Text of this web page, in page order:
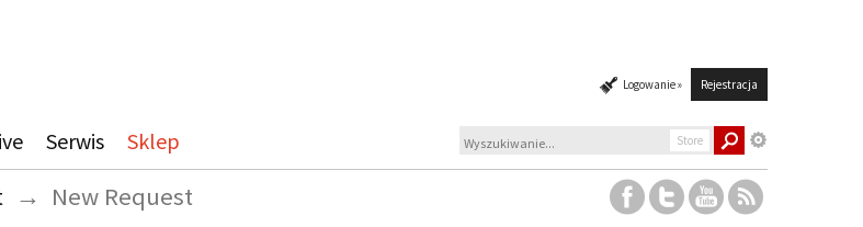
Logowanie » Rejestracja
Serwis Sklep Store
→ New Request